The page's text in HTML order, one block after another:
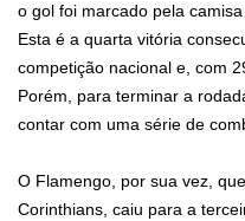
o gol foi marcado pela
Esta é a quarta vitória
competição nacional e, com
Porém, para terminar a
contar com uma série de
O Flamengo, por sua vez,
Corinthians, caiu para a